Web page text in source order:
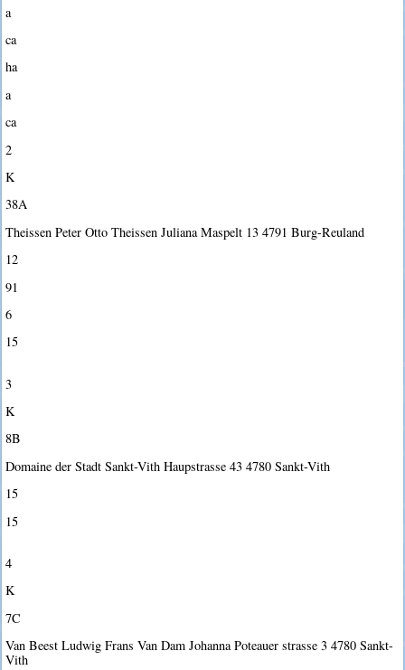
a
ca
ha
a
ca
2
K
38A
Theissen Peter Otto Theissen Juliana Maspelt 13 4791 Burg-Reuland
12
91
6
15
3
K
8B
Domaine der Stadt Sankt-Vith Haupstrasse 43 4780 Sankt-Vith
15
15
4
K
7C
Van Beest Ludwig Frans Van Dam Johanna Poteauer strasse 3 4780 Sankt-
Vith